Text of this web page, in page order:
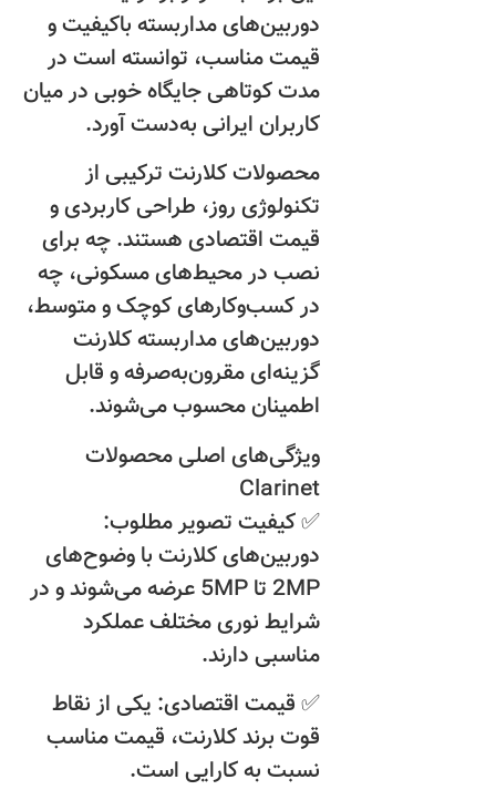
دوربین‌های مداربسته باکیفیت و
قیمت مناسب، توانسته است در
مدت کوتاهی جایگاه خوبی در میان
کاربران ایرانی به‌دست آورد.
محصولات کلارنت ترکیبی از
تکنولوژی روز، طراحی کاربردی و
قیمت اقتصادی هستند. چه برای
نصب در محیط‌های مسکونی، چه
در کسب‌وکارهای کوچک و متوسط،
دوربین‌های مداربسته کلارنت
گزینه‌ای مقرون‌به‌صرفه و قابل
اطمینان محسوب می‌شوند.
ویژگی‌های اصلی محصولات
Clarinet
✅ کیفیت تصویر مطلوب:
دوربین‌های کلارنت با وضوح‌های
2MP تا 5MP عرضه می‌شوند و در
شرایط نوری مختلف عملکرد
مناسبی دارند.
✅ قیمت اقتصادی: یکی از نقاط
قوت برند کلارنت، قیمت مناسب
نسبت به کارایی است.